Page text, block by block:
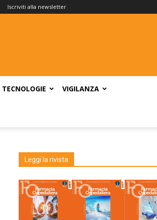
Iscriviti alla newsletter
TECNOLOGIE VIGILANZA
Leggi la rivista